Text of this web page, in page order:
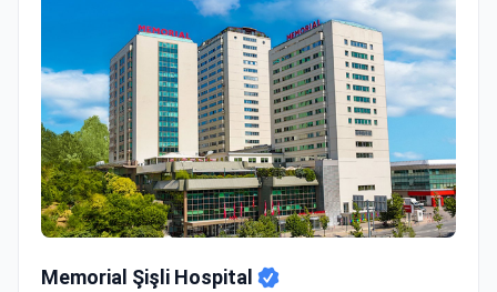
Memorial Şişli Hospital